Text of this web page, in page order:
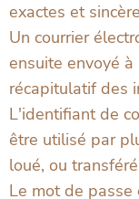
exactes et
Un courrier
ensuite envoyé
récapitulatif des
L'identifiant de
être utilisé par
loué, ou
Le mot de